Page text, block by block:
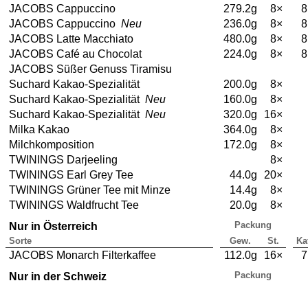
JACOBS Cappuccino
279.2g 8×
JACOBS Cappuccino Neu 236.0g 8×
JACOBS Latte Macchiato
480.0g 8×
JACOBS Café au Chocolat
224.0g 8×
JACOBS Süßer Genuss Tiramisu
Suchard Kakao-Spezialität
200.0g
8×
Suchard Kakao-Spezialität Neu 160.0g
8×
Suchard Kakao-Spezialität Neu 320.0g
16×
Milka Kakao
364.0g
8×
Milchkomposition
172.0g
8×
TWININGS Darjeeling
8×
TWININGS Earl Grey Tee
44.0g
20×
TWININGS Grüner Tee mit Minze
14.4g
8×
TWININGS Waldfrucht Tee
20.0g
8×
Nur in Österreich
Packung
Sorte
Gew. St.
JACOBS Monarch Filterkaffee 112.0g 16×
Nur in der Schweiz
Packung